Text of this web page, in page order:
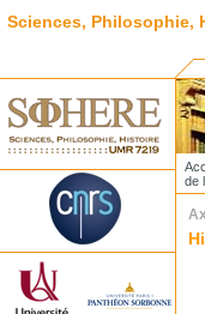
Sciences, Philosophie,
de